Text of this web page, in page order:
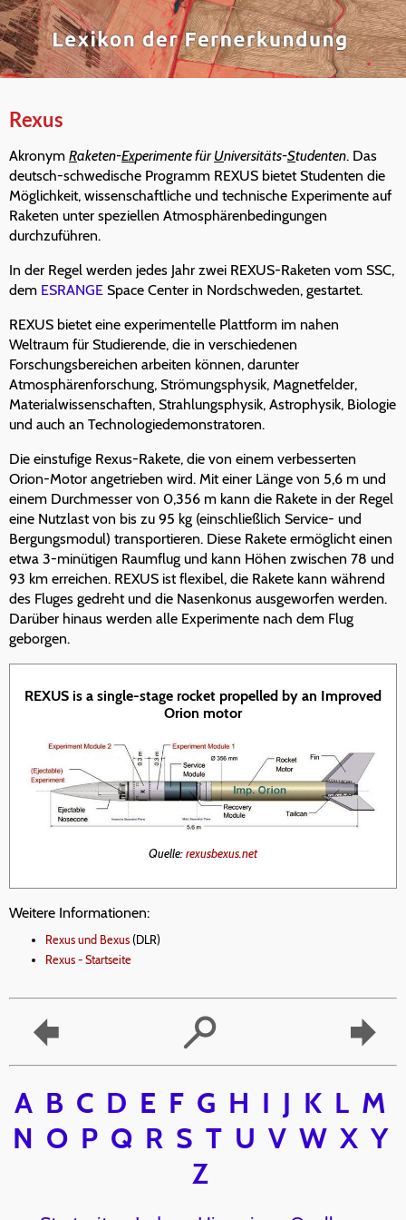
Rexus
Akronym Raketen-Experimente fürUniversitäts-Studenten. Das
deutsch-schwedische Programm REXUS bietet Studenten die
Möglichkeit, wissenschaftliche und technische Experimente auf
Raketen unter speziellen Atmosphärenbedingungen
durchzuführen.
In der Regel werden jedes Jahr zwei REXUS-Raketen vom SSC,
dem ESRANGE Space Center in Nordschweden, gestartet.
REXUS bietet eine experimentelle Plattform im nahen
Weltraum für Studierende, die in verschiedenen
Forschungsbereichen arbeiten können, darunter
Atmosphärenforschung, Strömungsphysik, Magnetfelder,
Materialwissenschaften, Strahlungsphysik, Astrophysik, Biologie
und auch an Technologiedemonstratoren.
Die einstufige Rexus-Rakete, die von einem verbesserten
Orion-Motor angetrieben wird. Mit einer Länge von 5,6 m und
einem Durchmesser von 0,356 m kann die Rakete in der Regel
eine Nutzlast von bis zu 95 kg (einschließlich Service- und
Bergungsmodul) transportieren. Diese Rakete ermöglicht einen
etwa 3-minütigen Raumflug und kann Höhen zwischen 78 und
93 km erreichen. REXUS ist flexibel, die Rakete kann während
des Fluges gedreht und die Nasenkonus ausgeworfen werden.
Darüber hinaus werden alle Experimente nach dem Flug
geborgen.
REXUS is a single-stage rocket propelled by an Improved
Orion motor
Quelle:rexusbexus.net
Weitere Informationen:
Rexus und Bexus (DLR)
Rexus - Startseite
A B C D E F G H I J K L M
N O P Q R S T U V W X Y
Z